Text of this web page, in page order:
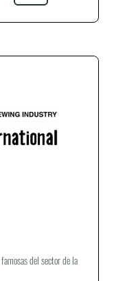
del sector de la